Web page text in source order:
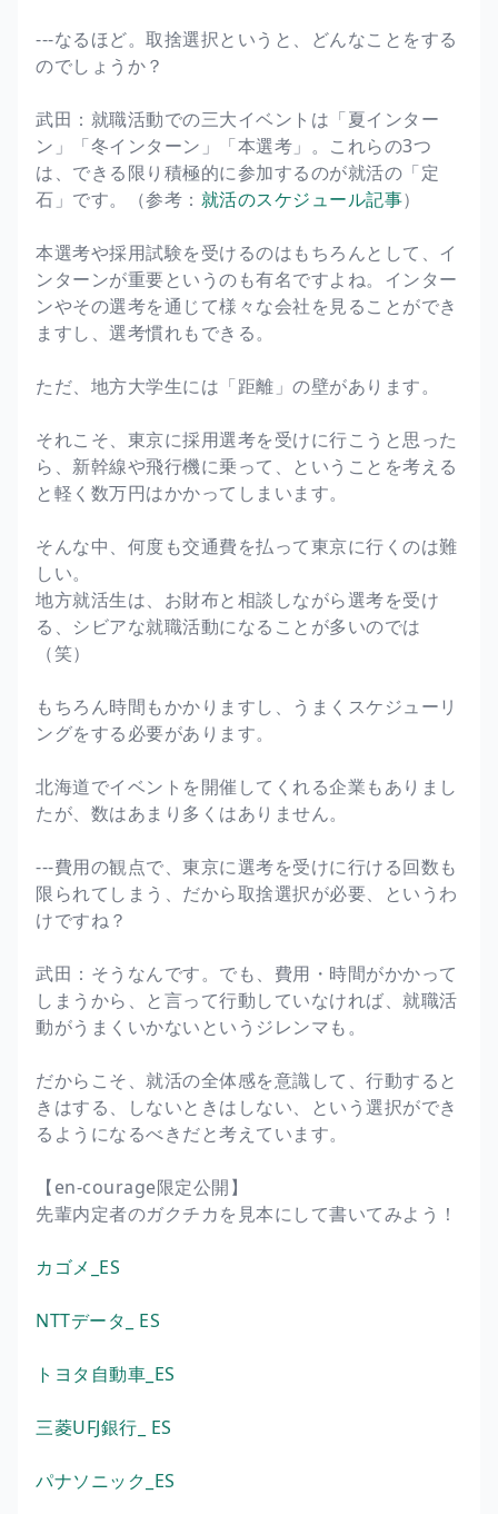
---なるほど。取捨選択というと、どんなことをする
のでしょうか？
武田：就職活動での三大イベントは「夏インター
ン」「冬インターン」「本選考」。これらの3つ
は、できる限り積極的に参加するのが就活の「定
石」です。（参考： 就活のスケジュール記事）
本選考や採用試験を受けるのはもちろんとして、イ
ンターンが重要というのも有名ですよね。インター
ンやその選考を通じて様々な会社を見ることができ
ますし、選考慣れもできる。
ただ、地方大学生には「距離」の壁があります。
それこそ、東京に採用選考を受けに行こうと思った
ら、新幹線や飛行機に乗って、ということを考える
と軽く数万円はかかってしまいます。
そんな中、何度も交通費を払って東京に行くのは難
しい。
地方就活生は、お財布と相談しながら選考を受け
る、シビアな就職活動になることが多いのでは
（笑）
もちろん時間もかかりますし、うまくスケジューリ
ングをする必要があります。
北海道でイベントを開催してくれる企業もありまし
たが、数はあまり多くはありません。
---費用の観点で、東京に選考を受けに行ける回数も
限られてしまう、だから取捨選択が必要、というわ
けですね？
武田：そうなんです。でも、費用・時間がかかって
しまうから、と言って行動していなければ、就職活
動がうまくいかないというジレンマも。
だからこそ、就活の全体感を意識して、行動すると
きはする、しないときはしない、という選択ができ
るようになるべきだと考えています。
【en-courage限定公開】
先輩内定者のガクチカを見本にして書いてみよう！
カゴメ_ES
NTTデータ_ ES
トヨタ自動車_ES
三菱UFJ銀行_ ES
パナソニック_ES